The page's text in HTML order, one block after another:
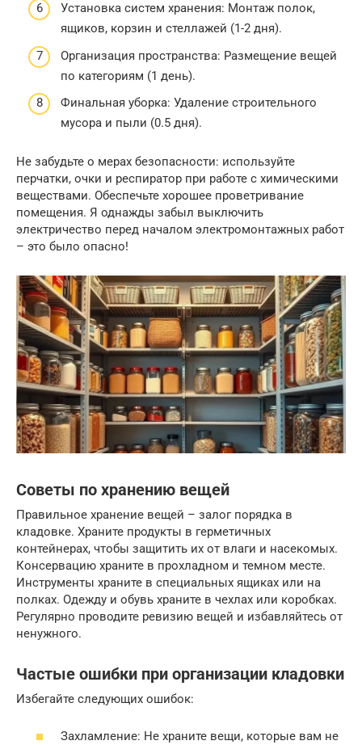
Установка систем хранения: Монтаж полок,
ящиков, корзин и стеллажей (1-2 дня).
Организация пространства: Размещение вещей
по категориям (1 день).
Финальная уборка: Удаление строительного
мусора и пыли (0.5 дня).
Не забудьте о мерах безопасности: используйте
перчатки, очки и респиратор при работе с химическими
веществами. Обеспечьте хорошее проветривание
помещения. Я однажды забыл выключить
электричество перед началом электромонтажных работ
– это было опасно!
Советы по хранению вещей
Правильное хранение вещей – залог порядка в
кладовке. Храните продукты в герметичных
контейнерах, чтобы защитить их от влаги и насекомых.
Консервацию храните в прохладном и темном месте.
Инструменты храните в специальных ящиках или на
полках. Одежду и обувь храните в чехлах или коробках.
Регулярно проводите ревизию вещей и избавляйтесь от
ненужного.
Частые ошибки при организации кладовки
Избегайте следующих ошибок:
Захламление: Не храните вещи, которые вам не